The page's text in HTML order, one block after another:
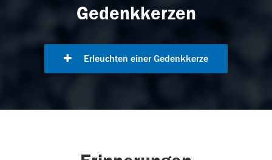
Gedenkkerzen
Erleuchten einer Gedenkkerze